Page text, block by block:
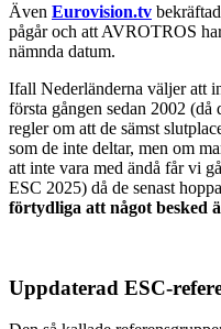
Även Eurovision.tv
pågår och att AVROTROS
nämnda datum.
Ifall Nederländerna väljer att
första gången sedan 2002
regler om att de sämst
som de inte deltar, men om
att inte vara med ändå får vi
ESC 2025) då de senast
förtydliga att något besked
Uppdaterad ESC-